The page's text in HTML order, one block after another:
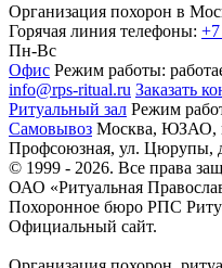
Организация похорон в
Горячая линия телефоны:
Пн-Вс
Офис Режим работы:
info@rps-ritual.ru Заказать
Ритуальный зал Режим
Самовывоз Москва, ЮЗАО,
Профсоюзная, ул. Цюрупы,
© 1999 - 2026. Все права
ОАО «Ритуальная
Похоронное бюро РПС
Официальный сайт.